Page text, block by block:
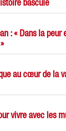
bascule
: « Dans la
au cœur de la
vivre avec les